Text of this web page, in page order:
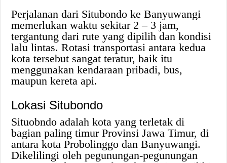
Perjalanan dari Situbondo ke Banyuwangi
memerlukan waktu sekitar 2 – 3 jam,
tergantung dari rute yang dipilih dan kondisi
lalu lintas. Rotasi transportasi antara kedua
kota tersebut sangat teratur, baik itu
menggunakan kendaraan pribadi, bus,
maupun kereta api.
Lokasi Situbondo
Situobndo adalah kota yang terletak di
bagian paling timur Provinsi Jawa Timur, di
antara kota Probolinggo dan Banyuwangi.
Dikelilingi oleh pegunungan-pegunungan